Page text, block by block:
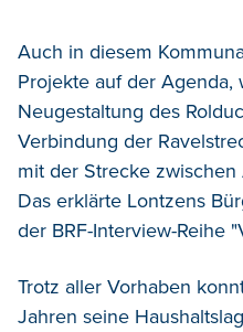
Auch in diesem
Projekte auf der Agenda,
Neugestaltung des
Verbindung der
mit der Strecke
Das erklärte Lontzens
der BRF-Interview-Reihe
Trotz aller Vorhaben
Jahren seine